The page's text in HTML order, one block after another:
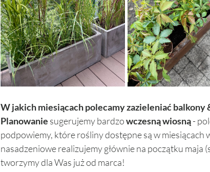
W jakich miesiącach polecamy zazieleniać balkony
Planowanie sugerujemy bardzo wczesną wiosną -
podpowiemy, które rośliny dostępne są w
nasadzeniowe realizujemy głównie na początku maja
tworzymy dla Was już od marca!